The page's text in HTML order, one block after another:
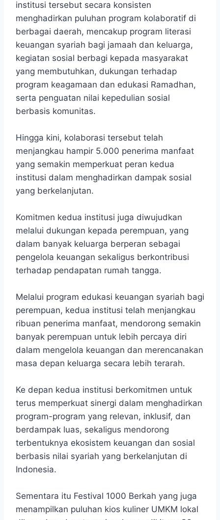
institusi tersebut secara konsisten
menghadirkan puluhan program kolaboratif di
berbagai daerah, mencakup program literasi
keuangan syariah bagi jamaah dan keluarga,
kegiatan sosial berbagi kepada masyarakat
yang membutuhkan, dukungan terhadap
program keagamaan dan edukasi Ramadhan,
serta penguatan nilai kepedulian sosial
berbasis komunitas.
Hingga kini, kolaborasi tersebut telah
menjangkau hampir 5.000 penerima manfaat
yang semakin memperkuat peran kedua
institusi dalam menghadirkan dampak sosial
yang berkelanjutan.
Komitmen kedua institusi juga diwujudkan
melalui dukungan kepada perempuan, yang
dalam banyak keluarga berperan sebagai
pengelola keuangan sekaligus berkontribusi
terhadap pendapatan rumah tangga.
Melalui program edukasi keuangan syariah bagi
perempuan, kedua institusi telah menjangkau
ribuan penerima manfaat, mendorong semakin
banyak perempuan untuk lebih percaya diri
dalam mengelola keuangan dan merencanakan
masa depan keluarga secara lebih terarah.
Ke depan kedua institusi berkomitmen untuk
terus memperkuat sinergi dalam menghadirkan
program-program yang relevan, inklusif, dan
berdampak luas, sekaligus mendorong
terbentuknya ekosistem keuangan dan sosial
berbasis nilai syariah yang berkelanjutan di
Indonesia.
Sementara itu Festival 1000 Berkah yang juga
menampilkan puluhan kios kuliner UMKM lokal